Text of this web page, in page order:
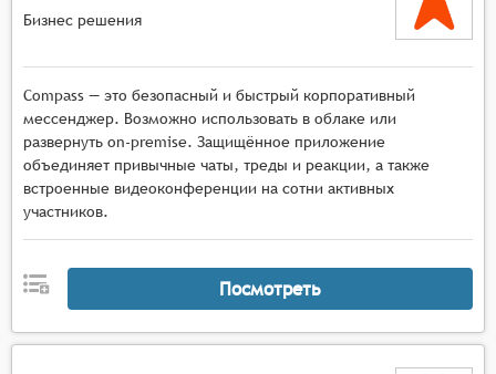
Бизнес решения
Compass — это безопасный и быстрый корпоративный
мессенджер. Возможно использовать в облаке или
развернуть on-premise. Защищённое приложение
объединяет привычные чаты, треды и реакции, а также
встроенные видеоконференции на сотни активных
участников.
Посмотреть